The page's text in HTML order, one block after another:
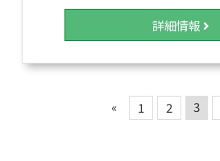
詳細情報
« 1 2 3